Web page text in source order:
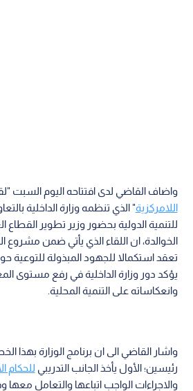
واضاف القاضي لدى افتتاحه اليوم السبت
اللامركزية" الذي تنظمه وزارة الداخلية
للتنمية الدولية بحضور وزير تطوير القطاع
الخوالدة، ان اللقاء الذي يأتي ضمن مشروع
تعقد استكمالا للجهود المبذولة للتوعية
يؤكد دور وزارة الداخلية في رفع مستوى
وانعكاساته على التنمية المحلية.
واشار القاضي الى ان برنامج الوزارة
رئيسين؛ الأول يأخذ الجانب التدريبي للحكام
والاجراءات الواجب اتباعها والتعامل معها